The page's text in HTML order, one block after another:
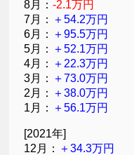
8月：-2.1万円
7月： ＋54.2万円
6月： ＋95.5万円
5月： ＋52.1万円
4月： ＋22.3万円
3月： ＋73.0万円
2月： ＋38.0万円
1月： ＋56.1万円
[2021年]
12月： ＋34.3万円